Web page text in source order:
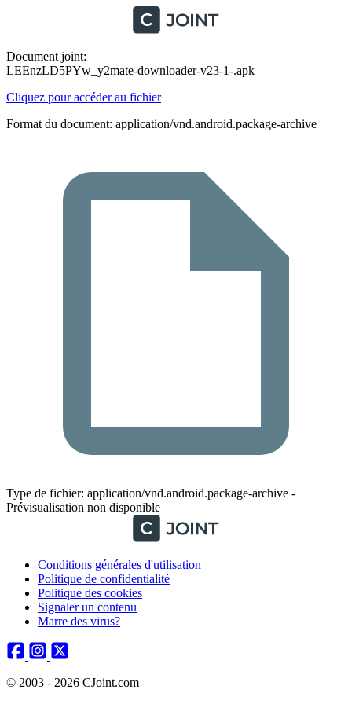
Document joint:
LEEnzLD5PYw_y2mate-downloader-v23-1-.apk
Cliquez pour accéder au fichier
Format du document: application/vnd.android.package-archive
Type de fichier: application/vnd.android.package-archive -
Prévisualisation non disponible
Conditions générales d'utilisation
Politique de confidentialité
Politique des cookies
Signaler un contenu
Marre des virus?
© 2003 - 2026 CJoint.com